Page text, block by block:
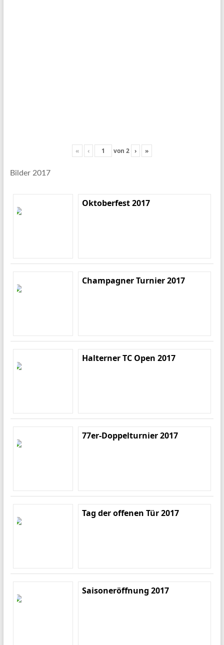
« ‹ von 2 › »
Bilder 2017
Oktoberfest 2017
Champagner Turnier 2017
Halterner TC Open 2017
77er-Doppelturnier 2017
Tag der offenen Tür 2017
Saisoneröffnung 2017